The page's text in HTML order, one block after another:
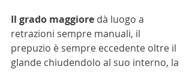
Il grado maggiore dà luogo a
retrazioni sempre manuali, il
prepuzio è sempre eccedente oltre il
glande chiudendolo al suo interno, la